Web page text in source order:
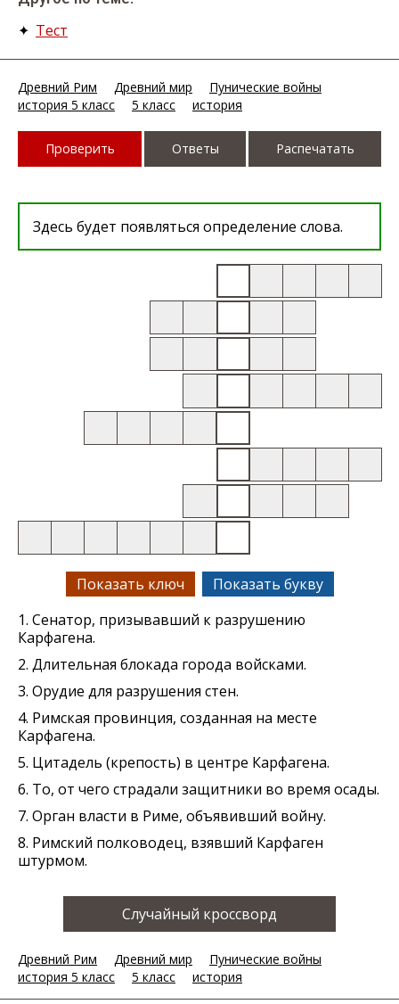
✦ Тест
Древний Рим Древний мир
Пунические войны
история 5 класс
5 класс история
Проверить Ответы Распечатать
Здесь будет появляться определение слова.
Показать ключ
Показать букву
1. Сенатор, призывавший к разрушению
Карфагена.
2. Длительная блокада города войсками.
3. Орудие для разрушения стен.
4. Римская провинция, созданная на месте
Карфагена.
5. Цитадель (крепость) в центре Карфагена.
6. То, от чего страдали защитники во время осады.
7. Орган власти в Риме, объявивший войну.
8. Римский полководец, взявший Карфаген
штурмом.
Случайный кроссворд
Древний Рим Древний мир
Пунические войны
история 5 класс
5 класс история